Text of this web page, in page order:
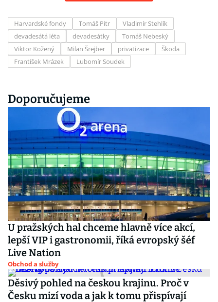
Harvardské fondy Tomáš Pitr
Vladimír Stehlík
devadesátá léta
devadesátky
Tomáš Nebeský
Viktor Kožený
Milan Šrejber privatizace
Škoda
František Mrázek
Lubomír Soudek
Doporučujeme
U pražských hal chceme hlavně více akcí,
lepší VIP i gastronomii, říká evropský šéf
Live Nation
Obchod a služby
Děsivý pohled na českou krajinu. Proč v
Česku mizí voda a jak k tomu přispívají